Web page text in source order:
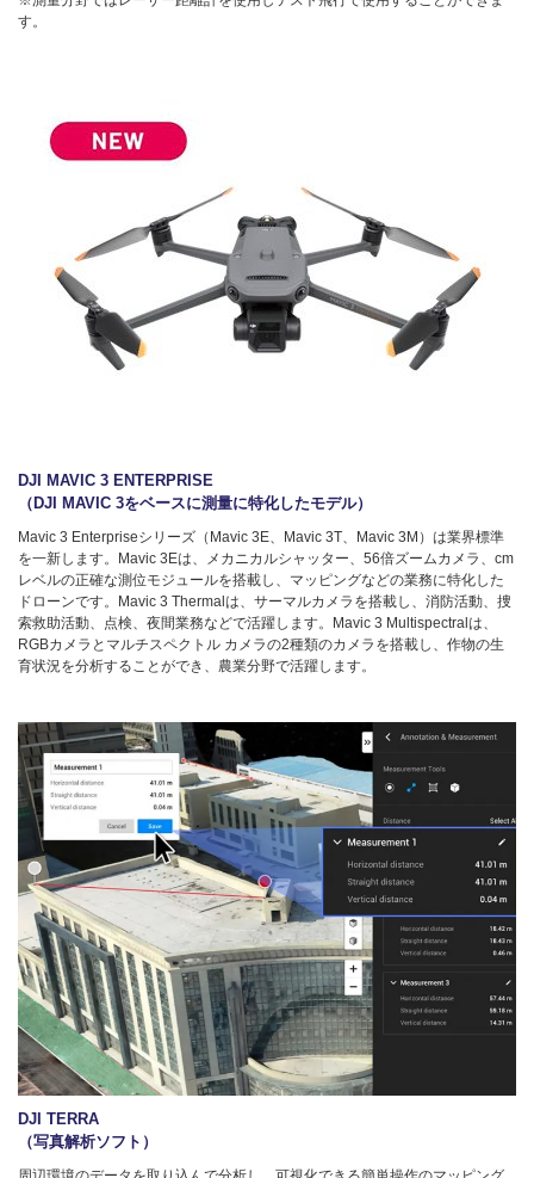
す。
DJI MAVIC 3 ENTERPRISE
（DJI MAVIC 3をベースに測量に特化したモデル）
Mavic 3 Enterpriseシリーズ（Mavic 3E、Mavic 3T、Mavic 3M）は業界標準
を一新します。Mavic 3Eは、メカニカルシャッター、56倍ズームカメラ、cm
レベルの正確な測位モジュールを搭載し、マッピングなどの業務に特化した
ドローンです。Mavic 3 Thermalは、サーマルカメラを搭載し、消防活動、捜
索救助活動、点検、夜間業務などで活躍します。Mavic 3 Multispectralは、
RGBカメラとマルチスペクトル カメラの2種類のカメラを搭載し、作物の生
育状況を分析することができ、農業分野で活躍します。
DJI TERRA
（写真解析ソフト）